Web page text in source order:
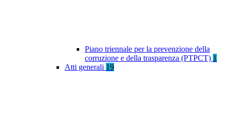
Piano triennale per la prevenzione della
corruzione e della trasparenza (PTPCT) 1
Atti generali 19